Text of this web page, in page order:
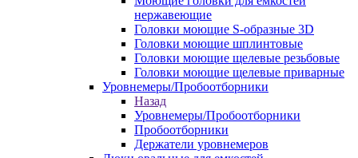
нержавеющие
Головки моющие S-образные 3D
Головки моющие шплинтовые
Головки моющие щелевые резьбовые
Головки моющие щелевые приварные
Уровнемеры/Пробоотборники
Назад
Уровнемеры/Пробоотборники
Пробоотборники
Держатели уровнемеров